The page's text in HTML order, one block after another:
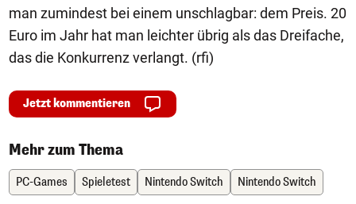
man zumindest bei einem unschlagbar: dem Preis. 20
Euro im Jahr hat man leichter übrig als das Dreifache,
das die Konkurrenz verlangt. (rfi)
Jetzt kommentieren
Mehr zum Thema
PC-Games Spieletest Nintendo Switch Nintendo Switch